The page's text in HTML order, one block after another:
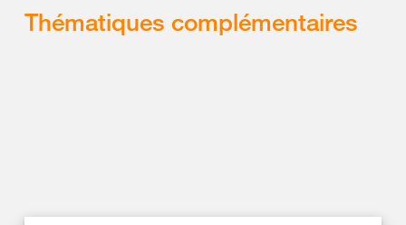
Thématiques complémentaires